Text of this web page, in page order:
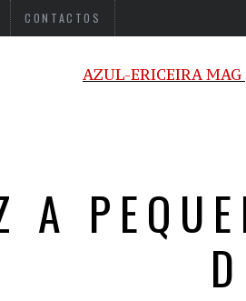
CONTACTOS
A